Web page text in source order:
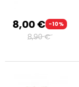
8,00 € -10%
8,90 €